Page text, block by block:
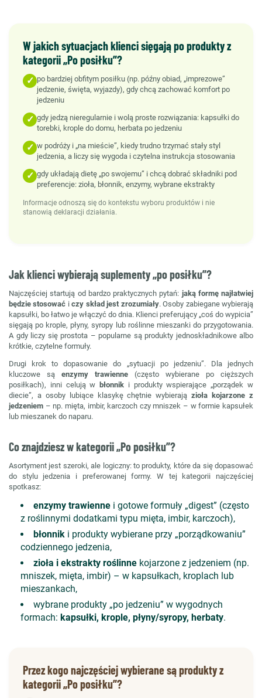
W jakich sytuacjach klienci sięgają po produkty z
kategorii „Po posiłku”?
✓ po bardziej obfitym posiłku (np. późny obiad, „imprezowe”
jedzenie, święta, wyjazdy), gdy chcą zachować komfort po
jedzeniu
✓ gdy jedzą nieregularnie i wolą proste rozwiązania: kapsułki do
torebki, krople do domu, herbata po jedzeniu
✓ w podróży i „na mieście”, kiedy trudno trzymać stały styl
jedzenia, a liczy się wygoda i czytelna instrukcja stosowania
✓ gdy układają dietę „po swojemu” i chcą dobrać składniki pod
preferencje: zioła, błonnik, enzymy, wybrane ekstrakty
Informacje odnoszą się do kontekstu wyboru produktów i nie
stanowią deklaracji działania.
Jak klienci wybierają suplementy „po posiłku”?
Najczęściej startują od bardzo praktycznych pytań: jaką formę najłatwiej
będzie stosować iczy skład jest zrozumiały. Osoby zabiegane wybierają
kapsułki, bo łatwo je włączyć do dnia. Klienci preferujący „coś do wypicia”
sięgają po krople, płyny, syropy lub roślinne mieszanki do przygotowania.
A gdy liczy się prostota – popularne są produkty jednoskładnikowe albo
krótkie, czytelne formuły.
Drugi krok to dopasowanie do „sytuacji po jedzeniu”. Dla jednych
kluczowe są enzymy trawienne (często wybierane po cięższych
posiłkach), inni celują w błonnik i produkty wspierające „porządek w
diecie”, a osoby lubiące klasykę chętnie wybierajązioła kojarzone z
jedzeniem – np. mięta, imbir, karczoch czy mniszek – w formie kapsułek
lub mieszanek do naparu.
Co znajdziesz w kategorii „Po posiłku”?
Asortyment jest szeroki, ale logiczny: to produkty, które da się dopasować
do stylu jedzenia i preferowanej formy. W tej kategorii najczęściej
spotkasz:
enzymy trawienne i gotowe formuły „digest” (często
z roślinnymi dodatkami typu mięta, imbir, karczoch),
błonnik i produkty wybierane przy „porządkowaniu”
codziennego jedzenia,
zioła i ekstrakty roślinne kojarzone z jedzeniem (np.
mniszek, mięta, imbir) – w kapsułkach, kroplach lub
mieszankach,
wybrane produkty „po jedzeniu” w wygodnych
formach: kapsułki, krople, płyny/syropy, herbaty.
Przez kogo najczęściej wybierane są produkty z
kategorii „Po posiłku”?